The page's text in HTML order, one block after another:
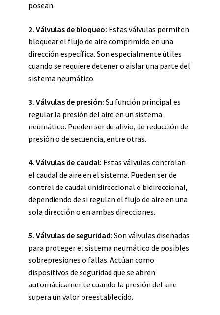
posean.
2. Válvulas de bloqueo: Estas válvulas permiten
bloquear el flujo de aire comprimido en una
dirección específica. Son especialmente útiles
cuando se requiere detener o aislar una parte del
sistema neumático.
3. Válvulas de presión: Su función principal es
regular la presión del aire en un sistema
neumático. Pueden ser de alivio, de reducción de
presión o de secuencia, entre otras.
4. Válvulas de caudal: Estas válvulas controlan
el caudal de aire en el sistema. Pueden ser de
control de caudal unidireccional o bidireccional,
dependiendo de si regulan el flujo de aire en una
sola dirección o en ambas direcciones.
5. Válvulas de seguridad: Son válvulas diseñadas
para proteger el sistema neumático de posibles
sobrepresiones o fallas. Actúan como
dispositivos de seguridad que se abren
automáticamente cuando la presión del aire
supera un valor preestablecido.